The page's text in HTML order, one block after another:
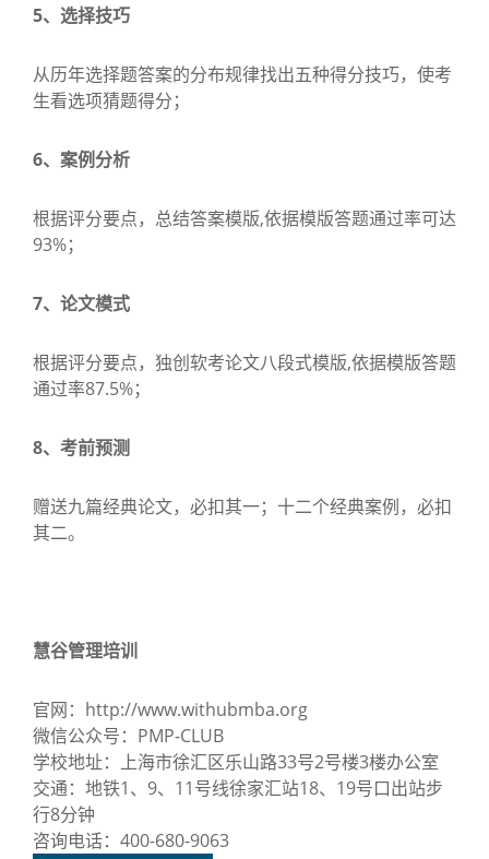
5、选择技巧
从历年选择题答案的分布规律找出五种得分技巧，使考
生看选项猜题得分；
6、案例分析
根据评分要点，总结答案模版,依据模版答题通过率可达
93%；
7、论文模式
根据评分要点，独创软考论文八段式模版,依据模版答题
通过率87.5%；
8、考前预测
赠送九篇经典论文，必扣其一；十二个经典案例，必扣
其二。
慧谷管理培训
官网：http://www.withubmba.org
微信公众号：PMP-CLUB
学校地址：上海市徐汇区乐山路33号2号楼3楼办公室
交通：地铁1、9、11号线徐家汇站18、19号口出站步
行8分钟
咨询电话：400-680-9063